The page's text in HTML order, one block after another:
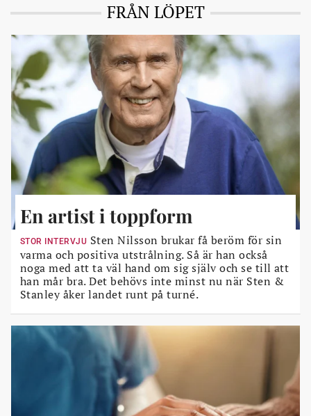
FRÅN LÖPET
En artist i toppform
STOR INTERVJU Sten Nilsson brukar få beröm för sin
varma och positiva utstrålning. Så är han också
noga med att ta väl hand om sig själv och se till att
han mår bra. Det behövs inte minst nu när Sten &
Stanley åker landet runt på turné.